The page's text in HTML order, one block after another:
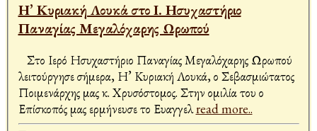
Η’ Κυριακή Λουκά στο Ι. Ησυχαστήριο
Παναγίας Μεγαλόχαρης Ωρωπού
Στο Ιερό Ησυχαστήριο Παναγίας Μεγαλόχαρης Ωρωπού
λειτούργησε σήμερα, Η’ Κυριακή Λουκά, ο Σεβασμιώτατος
Ποιμενάρχης μας κ. Χρυσόστομος. Στην ομιλία του ο
Επίσκοπός μας ερμήνευσε το Ευαγγελread more..